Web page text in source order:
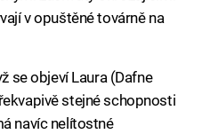
v opuštěné továrně na
se objeví Laura (Dafne
stejné schopnosti
navíc nelítostné